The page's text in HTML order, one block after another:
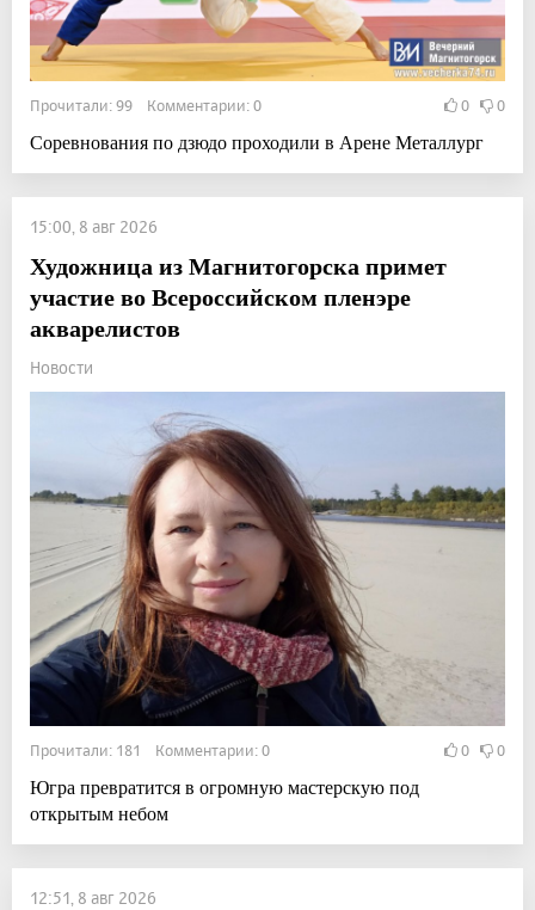
Прочитали: 99 Комментарии: 0 0 0
Соревнования по дзюдо проходили в Арене Металлург
15:00, 8 авг 2026
Художница из Магнитогорска примет
участие во Всероссийском пленэре
акварелистов
Новости
Прочитали: 181 Комментарии: 0 0 0
Югра превратится в огромную мастерскую под
открытым небом
12:51, 8 авг 2026